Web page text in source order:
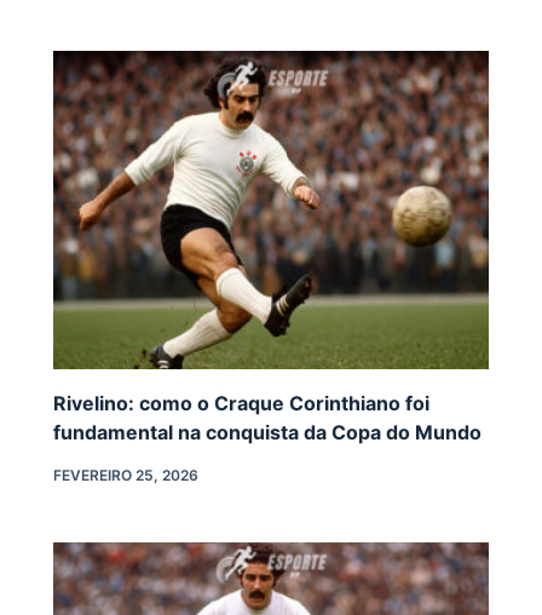
Rivelino: como o Craque Corinthiano foi
fundamental na conquista da Copa do Mundo
FEVEREIRO 25, 2026